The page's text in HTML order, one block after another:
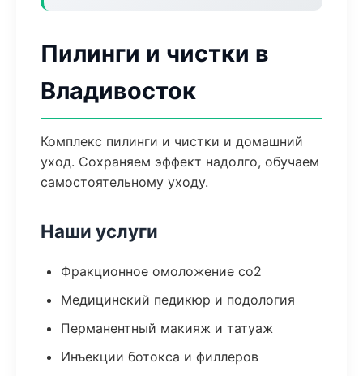
Пилинги и чистки в
Владивосток
Комплекс пилинги и чистки и домашний
уход. Сохраняем эффект надолго, обучаем
самостоятельному уходу.
Наши услуги
Фракционное омоложение co2
Медицинский педикюр и подология
Перманентный макияж и татуаж
Инъекции ботокса и филлеров